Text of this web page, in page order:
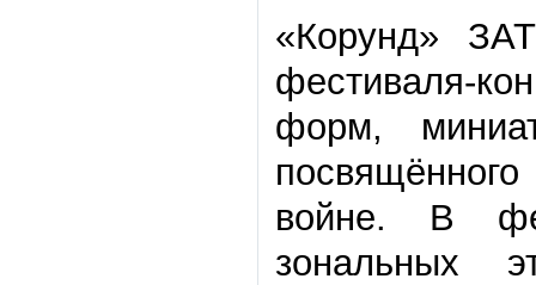
«Корунд»
фестиваля-
форм,
войне. В
зональных